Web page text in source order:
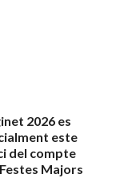
2026 es
este
del compte
Majors